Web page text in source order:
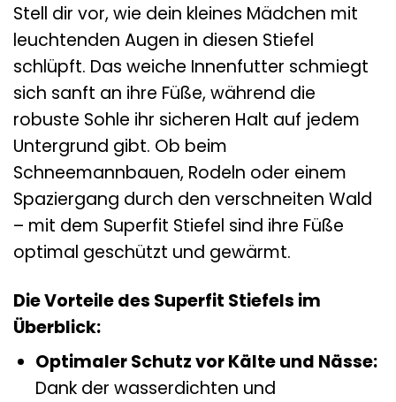
Stell dir vor, wie dein kleines Mädchen mit
leuchtenden Augen in diesen Stiefel
schlüpft. Das weiche Innenfutter schmiegt
sich sanft an ihre Füße, während die
robuste Sohle ihr sicheren Halt auf jedem
Untergrund gibt. Ob beim
Schneemannbauen, Rodeln oder einem
Spaziergang durch den verschneiten Wald
– mit dem Superfit Stiefel sind ihre Füße
optimal geschützt und gewärmt.
Die Vorteile des Superfit Stiefels im
Überblick:
Optimaler Schutz vor Kälte und Nässe:
Dank der wasserdichten und